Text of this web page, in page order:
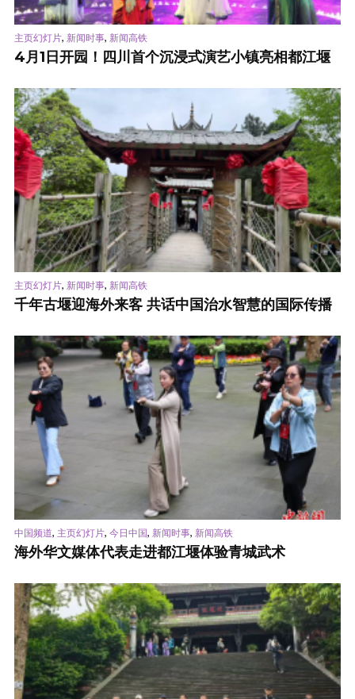
主页幻灯片, 新闻时事, 新闻高铁
4月1日开园！四川首个沉浸式演艺小镇亮相都江堰
主页幻灯片, 新闻时事, 新闻高铁
千年古堰迎海外来客 共话中国治水智慧的国际传播
中国频道, 主页幻灯片, 今日中国, 新闻时事, 新闻高铁
海外华文媒体代表走进都江堰体验青城武术